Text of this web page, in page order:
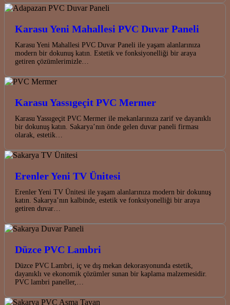
Karasu Yeni Mahallesi PVC Duvar Paneli
Karasu Yeni Mahallesi PVC Duvar Paneli ile yaşam alanlarınıza
modern bir dokunuş katın. Estetik ve fonksiyonelliği bir araya
getiren çözümlerimizle…
Karasu Yassıgeçit PVC Mermer
Karasu Yassıgeçit PVC Mermer ile mekanlarınıza zarif ve dayanıklı
bir dokunuş katın. Sakarya’nın önde gelen duvar paneli firması
olarak, estetik…
Erenler Yeni TV Ünitesi
Erenler Yeni TV Ünitesi ile yaşam alanlarınıza modern bir dokunuş
katın. Sakarya’nın kalbinde, estetik ve fonksiyonelliği bir araya
getiren duvar…
Düzce PVC Lambri
Düzce PVC Lambri, iç ve dış mekan dekorasyonunda estetik,
dayanıklı ve ekonomik çözümler sunan bir kaplama malzemesidir.
PVC lambri paneller,…